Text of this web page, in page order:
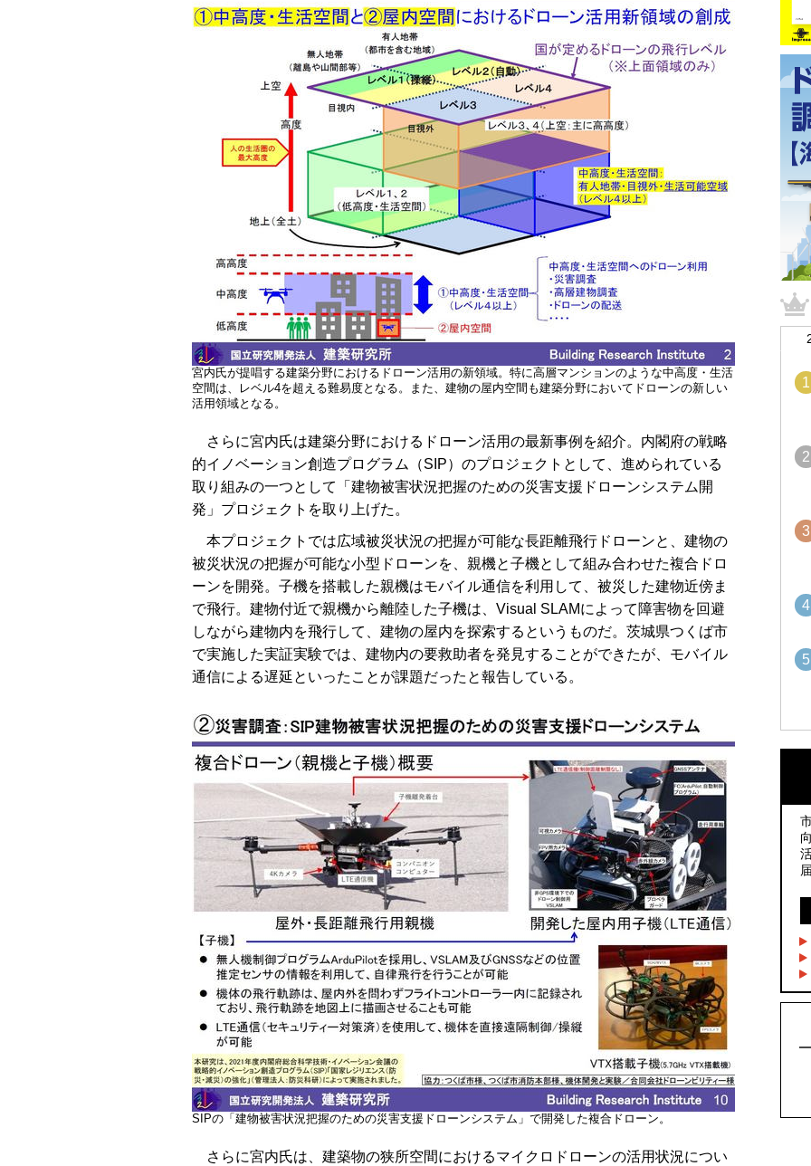
宮内氏が提唱する建築分野におけるドローン活用の新領域。特に高層マンションのような中高度・生活
空間は、レベル4を超える難易度となる。また、建物の屋内空間も建築分野においてドローンの新しい
活用領域となる。
さらに宮内氏は建築分野におけるドローン活用の最新事例を紹介。内閣府の戦略
的イノベーション創造プログラム（SIP）のプロジェクトとして、進められている
取り組みの一つとして「建物被害状況把握のための災害支援ドローンシステム開
発」プロジェクトを取り上げた。
本プロジェクトでは広域被災状況の把握が可能な長距離飛行ドローンと、建物の
被災状況の把握が可能な小型ドローンを、親機と子機として組み合わせた複合ドロ
ーンを開発。子機を搭載した親機はモバイル通信を利用して、被災した建物近傍ま
で飛行。建物付近で親機から離陸した子機は、Visual SLAMによって障害物を回避
しながら建物内を飛行して、建物の屋内を探索するというものだ。茨城県つくば市
で実施した実証実験では、建物内の要救助者を発見することができたが、モバイル
通信による遅延といったことが課題だったと報告している。
SIPの「建物被害状況把握のための災害支援ドローンシステム」で開発した複合ドローン。
さらに宮内氏は、建築物の狭所空間におけるマイクロドローンの活用状況につい
1
2
3
4
5